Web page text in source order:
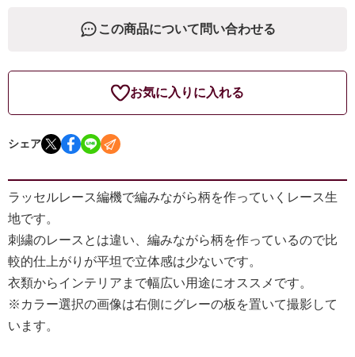
この商品について問い合わせる
お気に入りに入れる
シェア
ラッセルレース編機で編みながら柄を作っていくレース生
地です。
刺繍のレースとは違い、編みながら柄を作っているので比
較的仕上がりが平坦で立体感は少ないです。
衣類からインテリアまで幅広い用途にオススメです。
※カラー選択の画像は右側にグレーの板を置いて撮影して
います。